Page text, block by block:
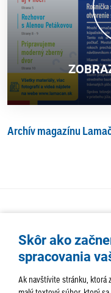
Archív magazínu
Skôr ako
spracovania
Ak navštívite stránku, ktorá